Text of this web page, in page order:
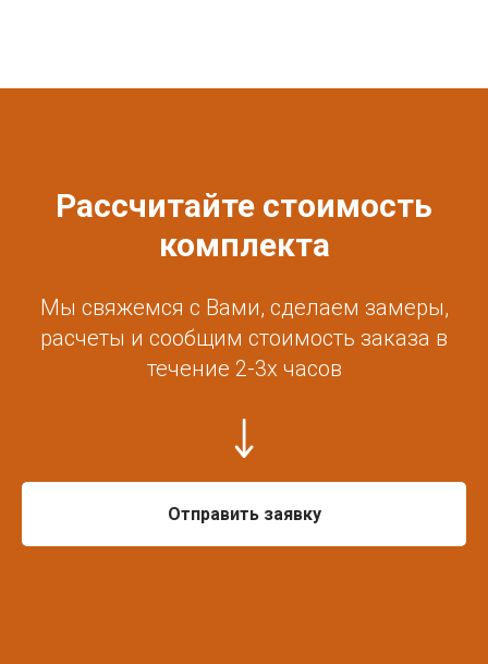
Рассчитайте стоимость
комплекта
Мы свяжемся с Вами, сделаем замеры,
расчеты и сообщим стоимость заказа в
течение 2-3х часов
Отправить заявку